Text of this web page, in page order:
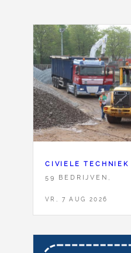
CIVIELE TECHNIEK
59 BEDRIJVEN,
VR, 7 AUG 2026